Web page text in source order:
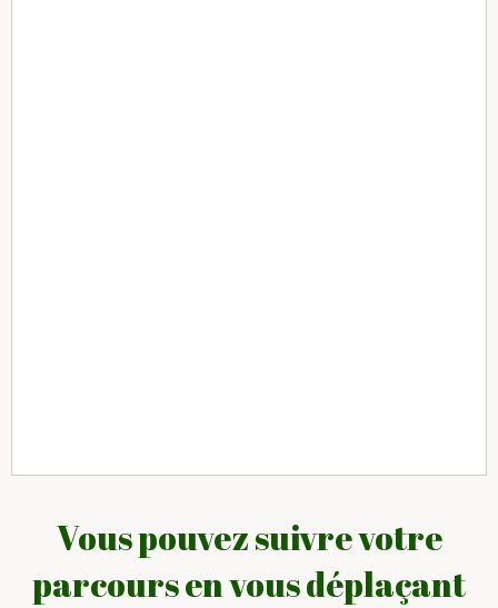
Vous pouvez suivre votre
parcours en vous déplaçant